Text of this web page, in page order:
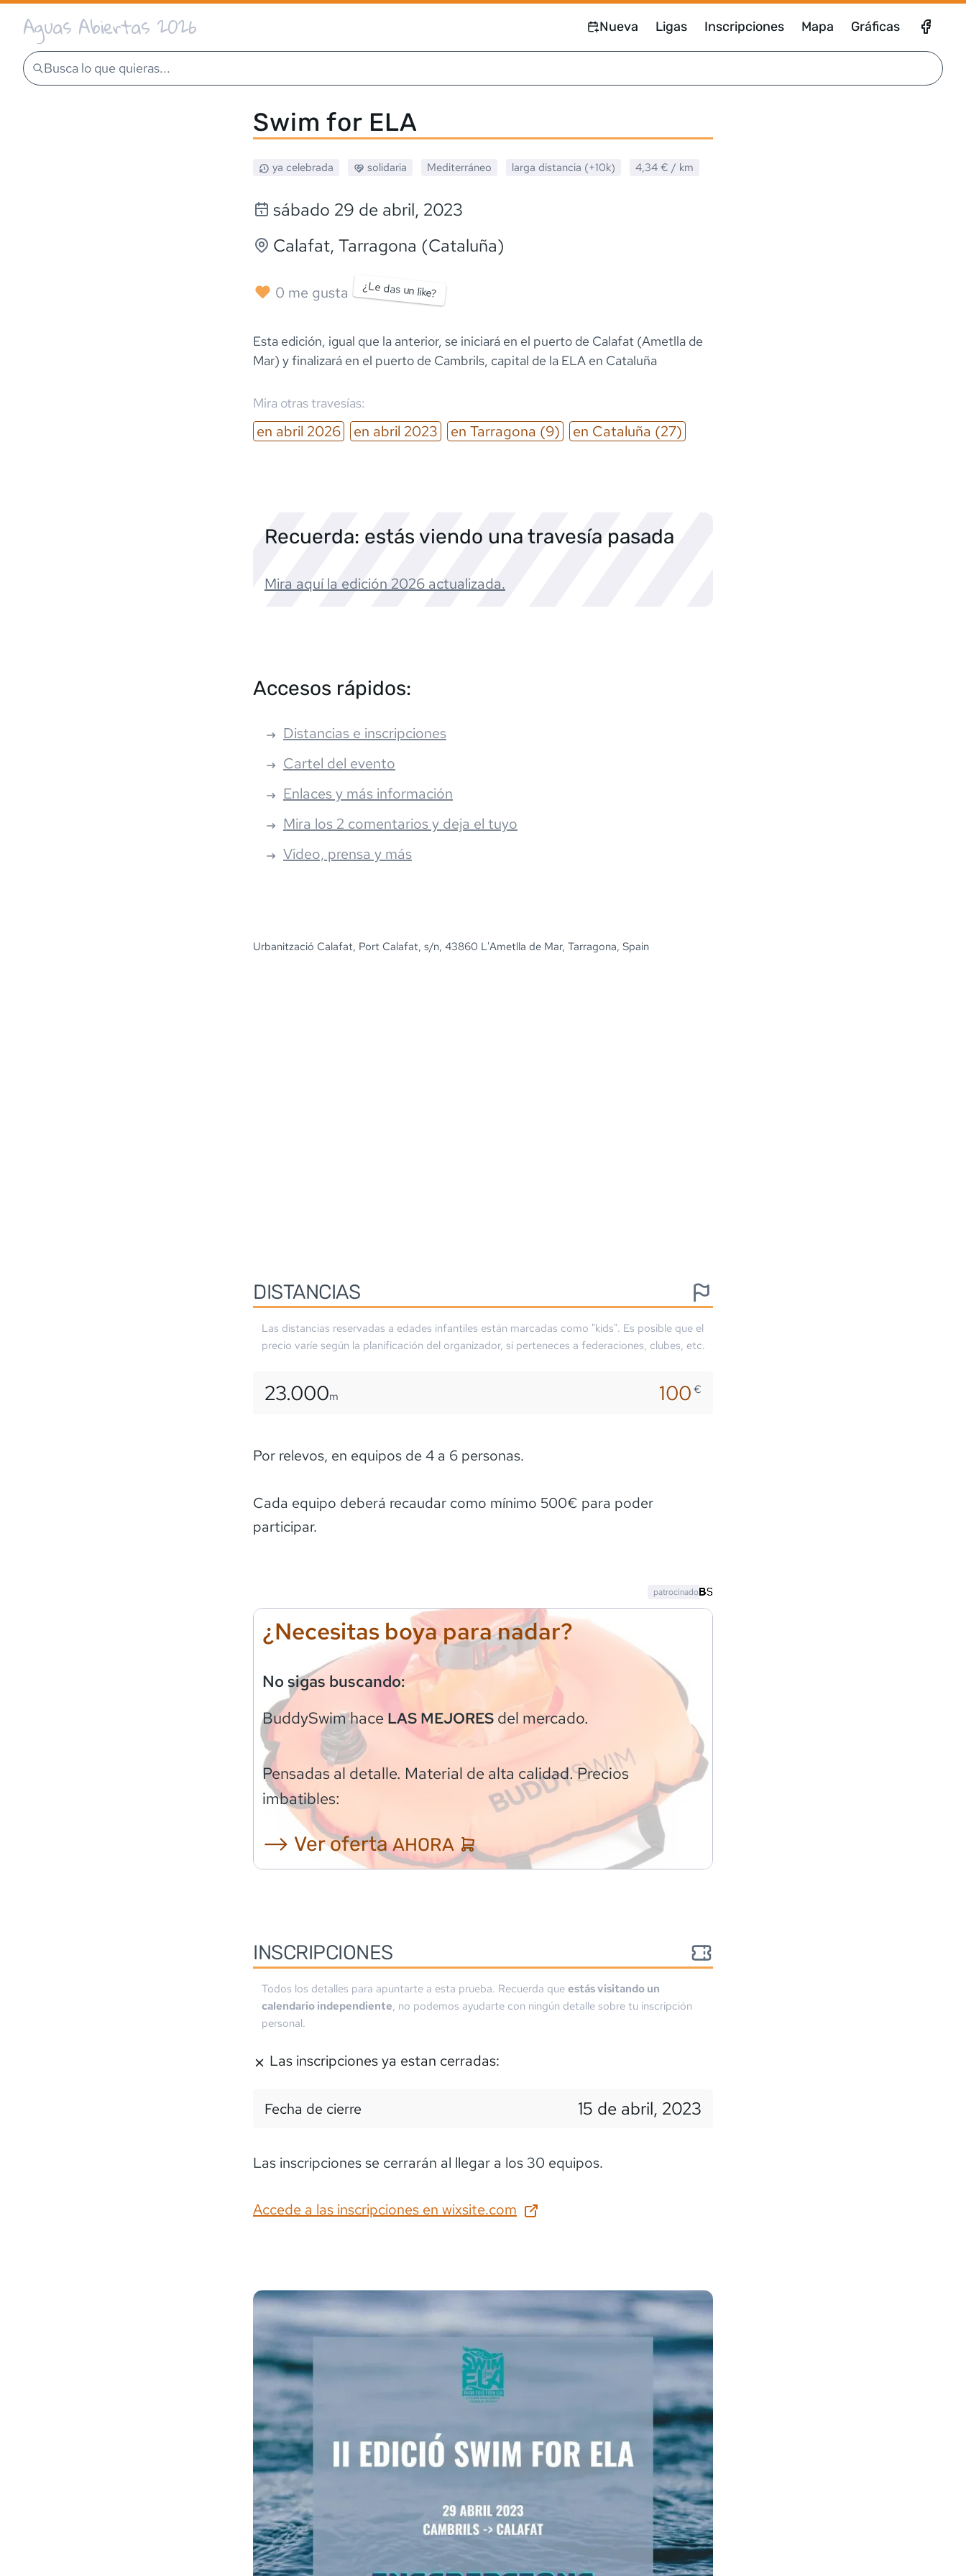
Aguas Abiertas 2026 Nueva Ligas Inscripciones Mapa Gráficas
Busca lo que quieras...
Swim for ELA
ya celebrada solidaria Mediterráneo larga distancia (+10k) 4,34 € / km
sábado 29 de abril, 2023
Calafat, Tarragona (Cataluña)
0 me gusta ¿Le das un like?
Esta edición, igual que la anterior, se iniciará en el puerto de Calafat (Ametlla de
Mar) y finalizará en el puerto de Cambrils, capital de la ELA en Cataluña
Mira otras travesías:
en abril 2026 en abril 2023 en Tarragona (9) en Cataluña (27)
Recuerda: estás viendo una travesía pasada
Mira aquí la edición 2026 actualizada.
Accesos rápidos:
Distancias e inscripciones
Cartel del evento
Enlaces y más información
Mira los 2 comentarios y deja el tuyo
Video, prensa y más
Urbanització Calafat, Port Calafat, s/n, 43860 L'Ametlla de Mar, Tarragona, Spain
DISTANCIAS
Las distancias reservadas a edades infantiles están marcadas como "kids". Es posible que el
precio varíe según la planificación del organizador, si perteneces a federaciones, clubes, etc.
23.000m 100€
Por relevos, en equipos de 4 a 6 personas.
Cada equipo deberá recaudar como mínimo 500€ para poder
participar.
¿Necesitas boya para nadar?
No sigas buscando:
BuddySwimhaceLAS MEJORESdel mercado.
Pensadas al detalle. Material de alta calidad. Precios
imbatibles:
⟶ Ver ofertaAHORA
patrocinado
INSCRIPCIONES
Todos los detalles para apuntarte a esta prueba. Recuerda que estás visitando un
calendario independiente, no podemos ayudarte con ningún detalle sobre tu inscripción
personal.
Las inscripciones ya estan cerradas:
Fecha de cierre 15 de abril, 2023
Las inscripciones se cerrarán al llegar a los 30 equipos.
Accede a las inscripciones en wixsite.com